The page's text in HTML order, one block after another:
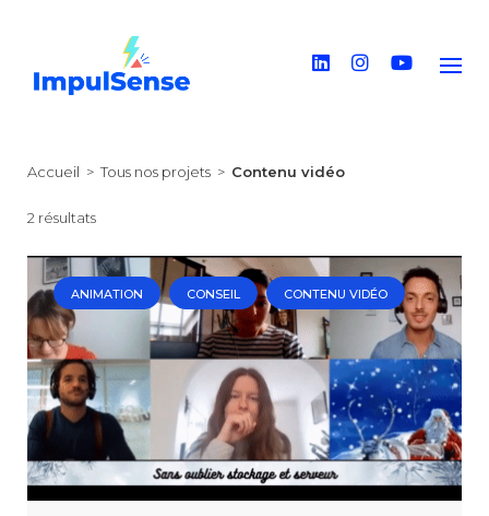
Accueil > Tous nos projets > Contenu vidéo
2 résultats
ANIMATION CONSEIL CONTENU VIDÉO